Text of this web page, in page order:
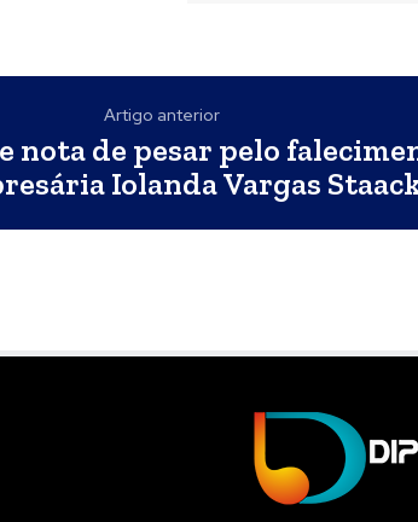
Artigo anterior
nota de pesar pelo
Iolanda Vargas